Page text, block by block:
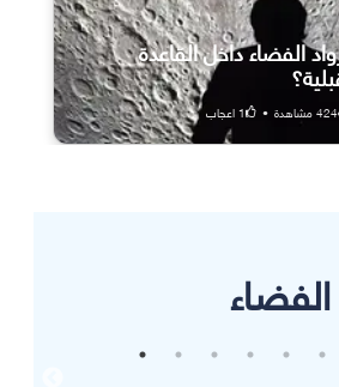
الفضاء داخل القاعدة
424مشاهدة •
1اعجاب